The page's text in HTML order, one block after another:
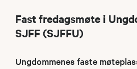
Fast fredagsmøte i
SJFF (SJFFU)
Ungdommenes faste